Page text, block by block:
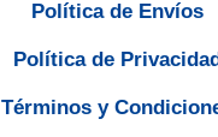
Política de Envíos
Política de
Términos y